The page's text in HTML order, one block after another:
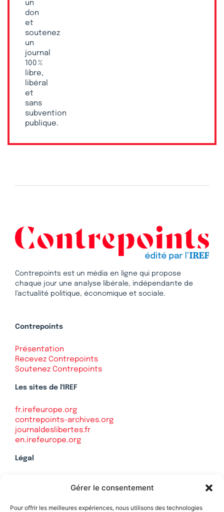
Gérer le consentement
Pour offrir les meilleures expériences, nous utilisons des technologies
un
don
et
soutenez
un
journal
100 %
libre,
libéral
et
sans
subvention
publique.
Contrepoints est un média en ligne qui propose
chaque jour une analyse libérale, indépendante de
l’actualité politique, économique et sociale.
Contrepoints
Présentation
Recevez Contrepoints
Soutenez Contrepoints
Les sites de l'IREF
fr.irefeurope.org
contrepoints-archives.org
journaldeslibertes.fr
en.irefeurope.org
Légal
Politique de confidentialité